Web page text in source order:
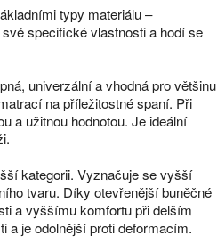
typy materiálu –
specifické vlastnosti a hodí se
univerzální a vhodná pro většinu
na příležitostné spaní. Při
a užitnou hodnotou. Je ideální
kategorii. Vyznačuje se vyšší
tvaru. Díky otevřenější buněčné
a vyššímu komfortu při delším
a je odolnější proti deformacím.